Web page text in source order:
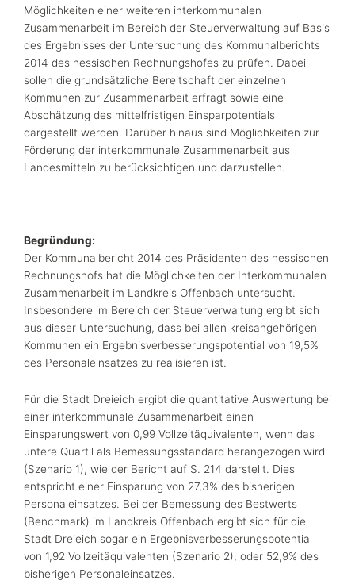
Möglichkeiten einer weiteren interkommunalen
Zusammenarbeit im Bereich der Steuerverwaltung auf Basis
des Ergebnisses der Untersuchung des Kommunalberichts
2014 des hessischen Rechnungshofes zu prüfen. Dabei
sollen die grundsätzliche Bereitschaft der einzelnen
Kommunen zur Zusammenarbeit erfragt sowie eine
Abschätzung des mittelfristigen Einsparpotentials
dargestellt werden. Darüber hinaus sind Möglichkeiten zur
Förderung der interkommunale Zusammenarbeit aus
Landesmitteln zu berücksichtigen und darzustellen.
Begründung:
Der Kommunalbericht 2014 des Präsidenten des hessischen
Rechnungshofs hat die Möglichkeiten der Interkommunalen
Zusammenarbeit im Landkreis Offenbach untersucht.
Insbesondere im Bereich der Steuerverwaltung ergibt sich
aus dieser Untersuchung, dass bei allen kreisangehörigen
Kommunen ein Ergebnisverbesserungspotential von 19,5%
des Personaleinsatzes zu realisieren ist.
Für die Stadt Dreieich ergibt die quantitative Auswertung bei
einer interkommunale Zusammenarbeit einen
Einsparungswert von 0,99 Vollzeitäquivalenten, wenn das
untere Quartil als Bemessungsstandard herangezogen wird
(Szenario 1), wie der Bericht auf S. 214 darstellt. Dies
entspricht einer Einsparung von 27,3% des bisherigen
Personaleinsatzes. Bei der Bemessung des Bestwerts
(Benchmark) im Landkreis Offenbach ergibt sich für die
Stadt Dreieich sogar ein Ergebnisverbesserungspotential
von 1,92 Vollzeitäquivalenten (Szenario 2), oder 52,9% des
bisherigen Personaleinsatzes.